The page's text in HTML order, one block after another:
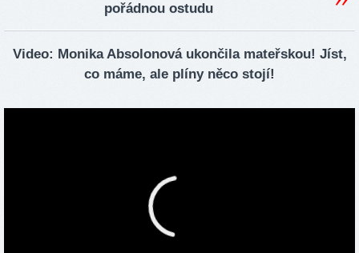
pořádnou ostudu
Video: Monika Absolonová ukončila mateřskou! Jíst,
co máme, ale plíny něco stojí!